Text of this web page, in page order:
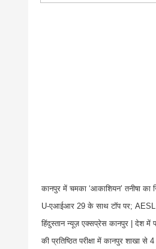
कानपुर में चमका ‘आकाशियन’ तनीषा का
U-एआईआर 29 के साथ टॉप पर; AESL
हिंदुस्तान न्यूज़ एक्सप्रेस कानपुर | देश में
की प्रतिष्ठित परीक्षा में कानपुर शाखा